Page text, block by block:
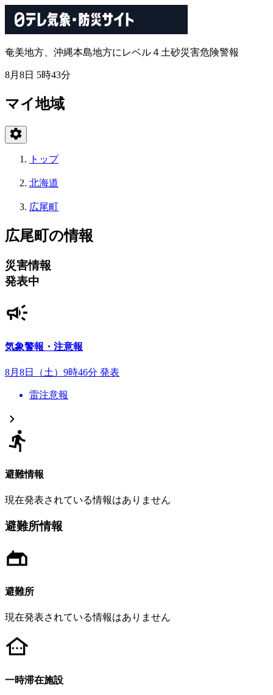
奄美地方、沖縄本島地方にレベル４土砂災害危険警報
8月8日 5時43分
マイ地域
トップ
北海道
広尾町
広尾町の情報
災害情報
発表中
気象警報・注意報
8月8日（土）9時46分 発表
雷注意報
避難情報
現在発表されている情報はありません
避難所情報
避難所
現在発表されている情報はありません
一時滞在施設